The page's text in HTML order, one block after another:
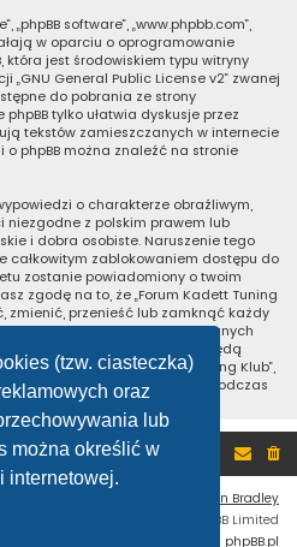
(tzw. ciasteczka)
oraz
lub
można określić w
internetowej.
„phpBB software”, „www.phpbb.com”,
w oparciu o oprogramowanie
która jest środowiskiem typu witryny
„GNU General Public License v2” zwanej
do pobrania ze strony
tylko ułatwia dyskusje przez
tekstów zamieszczanych w internecie
phpBB można znaleźć na stronie
o charakterze obraźliwym,
niezgodne z polskim prawem lub
i dobra osobiste. Naruszenie tego
całkowitym zablokowaniem dostępu do
zostanie powiadomiony o twoim
zgodę na to, że „Forum Kadett Tuning
zmienić, przenieść lub zamknąć każdy
zapisywanie wszystkich podanych
danych. Informacje te nie będą
ale ani „Forum Kadett Tuning Klub”,
za włamania do witryny, podczas
Ian Bradley
® Forum Software © phpBB Limited
phpBB.pl